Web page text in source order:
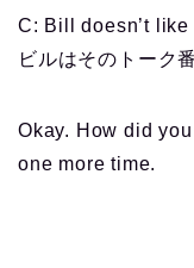
C: Bill doesn’t
ビルはそのトーク
Okay. How did
one more time.